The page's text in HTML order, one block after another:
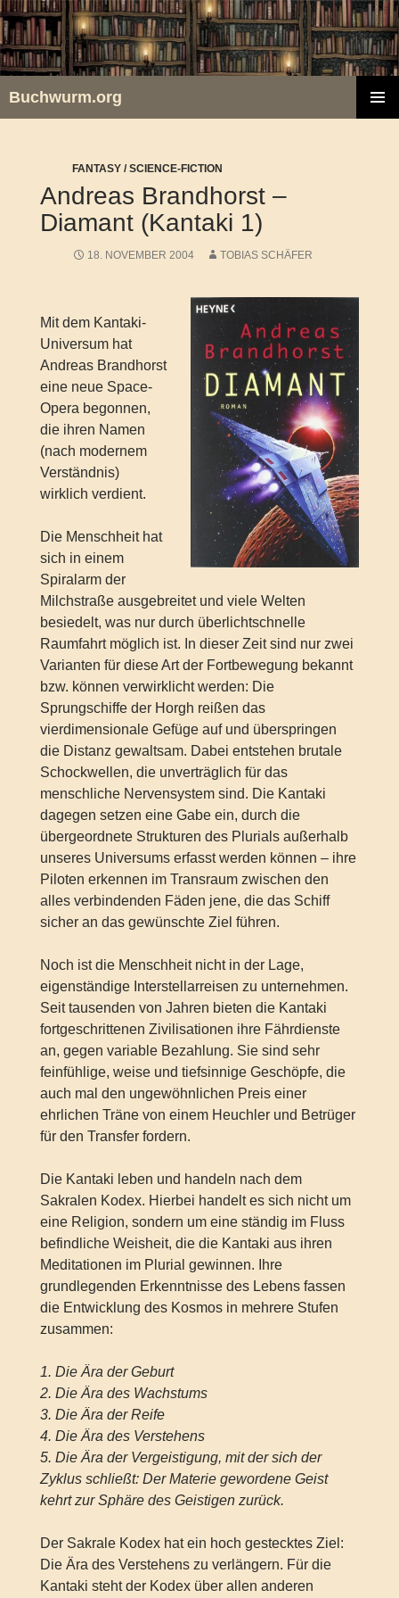
Zum
Inhalt
springen
Buchwurm.org
FANTASY / SCIENCE-FICTION
Andreas Brandhorst –
Diamant (Kantaki 1)
18. NOVEMBER 2004 TOBIAS SCHÄFER
Mit dem Kantaki-
Universum hat
Andreas Brandhorst
eine neue Space-
Opera begonnen,
die ihren Namen
(nach modernem
Verständnis)
wirklich verdient.
Die Menschheit hat
sich in einem
Spiralarm der
Milchstraße ausgebreitet und viele Welten
besiedelt, was nur durch überlichtschnelle
Raumfahrt möglich ist. In dieser Zeit sind nur zwei
Varianten für diese Art der Fortbewegung bekannt
bzw. können verwirklicht werden: Die
Sprungschiffe der Horgh reißen das
vierdimensionale Gefüge auf und überspringen
die Distanz gewaltsam. Dabei entstehen brutale
Schockwellen, die unverträglich für das
menschliche Nervensystem sind. Die Kantaki
dagegen setzen eine Gabe ein, durch die
übergeordnete Strukturen des Plurials außerhalb
unseres Universums erfasst werden können – ihre
Piloten erkennen im Transraum zwischen den
alles verbindenden Fäden jene, die das Schiff
sicher an das gewünschte Ziel führen.
Noch ist die Menschheit nicht in der Lage,
eigenständige Interstellarreisen zu unternehmen.
Seit tausenden von Jahren bieten die Kantaki
fortgeschrittenen Zivilisationen ihre Fährdienste
an, gegen variable Bezahlung. Sie sind sehr
feinfühlige, weise und tiefsinnige Geschöpfe, die
auch mal den ungewöhnlichen Preis einer
ehrlichen Träne von einem Heuchler und Betrüger
für den Transfer fordern.
Die Kantaki leben und handeln nach dem
Sakralen Kodex. Hierbei handelt es sich nicht um
eine Religion, sondern um eine ständig im Fluss
befindliche Weisheit, die die Kantaki aus ihren
Meditationen im Plurial gewinnen. Ihre
grundlegenden Erkenntnisse des Lebens fassen
die Entwicklung des Kosmos in mehrere Stufen
zusammen:
1. Die Ära der Geburt
2. Die Ära des Wachstums
3. Die Ära der Reife
4. Die Ära des Verstehens
5. Die Ära der Vergeistigung, mit der sich der
Zyklus schließt: Der Materie gewordene Geist
kehrt zur Sphäre des Geistigen zurück.
Der Sakrale Kodex hat ein hoch gestecktes Ziel:
Die Ära des Verstehens zu verlängern. Für die
Kantaki steht der Kodex über allen anderen